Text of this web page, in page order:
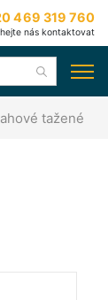
469 319 760
nás kontaktovat
tažené